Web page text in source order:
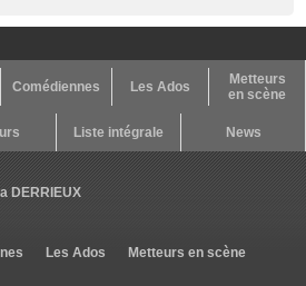
Comédiennes Les Ados
Metteurs
en scène
Liste intégrale News
DERRIEUX
Les Ados
Metteurs en scène